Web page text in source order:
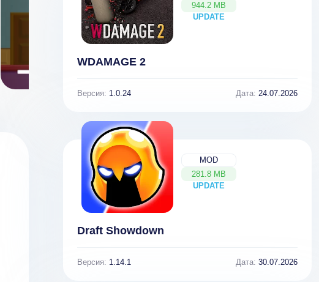
944.2 MB
UPDATE
NEW
WDAMAGE 2
Версия: 1.0.24 Дата: 24.07.2026
MOD
281.8 MB
UPDATE
NEW
Draft Showdown
Версия: 1.14.1 Дата: 30.07.2026